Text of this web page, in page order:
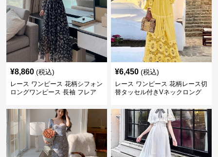
¥8,860 (税込)
レース ワンピース 花柄シフォン
ロングワンピース 長袖 フレア
¥6,450 (税込)
レース ワンピース 花柄レース切
替タッセル付きVネックロング